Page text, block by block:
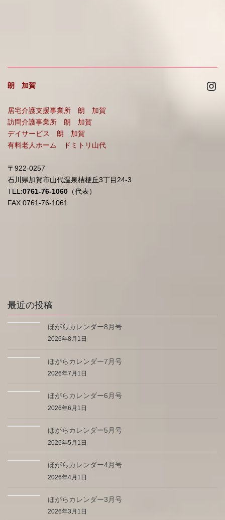
朗 加賀
居宅介護支援事業所 朗 加賀
訪問介護事業所 朗 加賀
デイサービス 朗 加賀
有料老人ホーム ドミトリ山代
〒922-0257
石川県加賀市山代温泉桔梗丘3丁目24-3
TEL:0761-76-1060 （代表）
FAX:0761-76-1061
最近の投稿
ほがらカレンダー8月号
2026年8月1日
ほがらカレンダー7月号
2026年7月1日
ほがらカレンダー6月号
2026年6月1日
ほがらカレンダー5月号
2026年5月1日
ほがらカレンダー4月号
2026年4月1日
ほがらカレンダー3月号
2026年3月1日